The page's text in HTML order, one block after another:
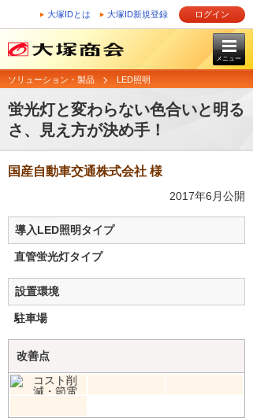
大塚IDとは 大塚ID新規登録 ログイン
メニュー
ソリューション・製品 LED照明
蛍光灯と変わらない色合いと明る
さ、見え方が決め手！
国産自動車交通株式会社 様
2017年6月公開
導入LED照明タイプ
直管蛍光灯タイプ
設置環境
駐車場
改善点